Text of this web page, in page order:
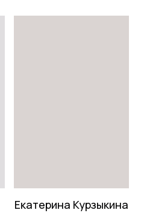
Екатерина Курзыкина